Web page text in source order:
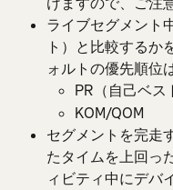
ライブセグメント
ト）と比較するか
ォルトの優先順位
PR（自己ベス
KOM/QOM
セグメントを完走
たタイムを上回っ
ィビティ中にデバ